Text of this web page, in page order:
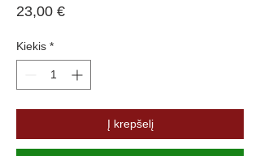
23,00 €Price
Kiekis *
Į krepšelį